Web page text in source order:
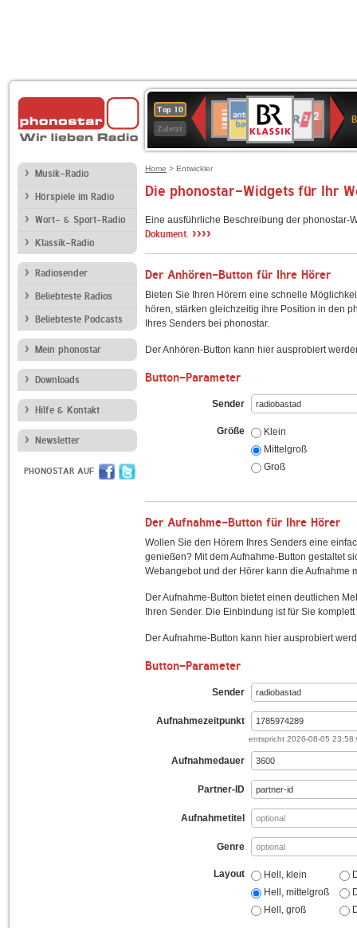
Top 10
Zuletzt
Deutschlandfunk
80er
90er
OLDIE
ANTENNE
SWR3
WDR
4
Deutschlandfunk
Kultur
ANTENNE
BAYERN
BR-
KLASSIK
WDR
2
NDR
SWR1
Baden-
Württemberg
Musik-Radio
Hörspiele im Radio
Wort- & Sport-Radio
Klassik-Radio
Radiosender
Beliebteste Radios
Beliebteste Podcasts
Mein phonostar
Downloads
Hilfe & Kontakt
Newsletter
PHONOSTAR AUF
Home > Entwickler
Die phonostar-Widgets für Ihr
Eine ausführliche Beschreibung der
Dokument. ››››
Der Anhören-Button für Ihre Hörer
Bieten Sie Ihren Hörern eine schnelle
hören, stärken gleichzeitig ihre Position in den
Ihres Senders bei phonostar.
Der Anhören-Button kann hier ausprobiert
Button-Parameter
Sender
Größe
Klein
Mittelgroß
Groß
Der Aufnahme-Button für Ihre Hörer
Wollen Sie den Hörern Ihres Senders eine
genießen? Mit dem Aufnahme-Button gestaltet
Webangebot und der Hörer kann die Aufnahme
Der Aufnahme-Button bietet einen deutlichen
Ihren Sender. Die Einbindung ist für Sie
Der Aufnahme-Button kann hier ausprobiert
Button-Parameter
Sender
Aufnahmezeitpunkt
entspricht 2026-08-05
Aufnahmedauer
Partner-ID
Aufnahmetitel
Genre
Layout
Hell, klein
Hell, mittelgroß
Hell, groß